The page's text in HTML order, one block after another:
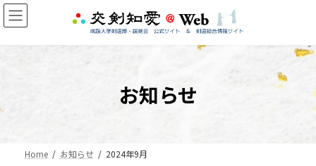
コ
ン
ン
キ
ナ
ビ
ー
に
お知らせ
Home お知らせ 2024年9月